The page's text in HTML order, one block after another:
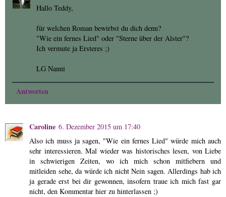
Hallo Teddy,
für welchen Roman bewirbst du dich denn?
"Wie ein fernes Lied" oder "Sterne über der Alster"?
Ich vermute ja Ersteres ;)
LG Nanni
Antworten
Caroline 6. Dezember 2015 um 17:40
Also ich muss ja sagen, "Wie ein fernes Lied" würde mich auch
sehr interessieren. Mal wieder was historisches lesen, von Liebe
in schwierigen Zeiten, wo ich mich schon mitfiebern und
mitleiden sehe, da würde ich nicht Nein sagen. Allerdings hab ich
ja gerade erst bei dir gewonnen, insofern traue ich mich fast gar
nicht, den Kommentar hier zu hinterlassen ;)